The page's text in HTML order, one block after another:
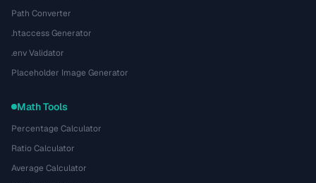
Path Converter
.htaccess Generator
.env Validator
Placeholder Image Generator
Math Tools
Percentage Calculator
Ratio Calculator
Average Calculator